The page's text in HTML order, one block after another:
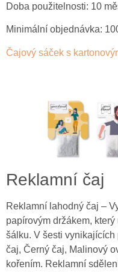
Doba použitelnosti: 10
Minimální objednávka:
Čajový sáček s
Reklamní čaj
Reklamní lahodný čaj –
papírovým držákem,
šálku. V šesti
čaj, Černý čaj, Malinový
kořením. Reklamní